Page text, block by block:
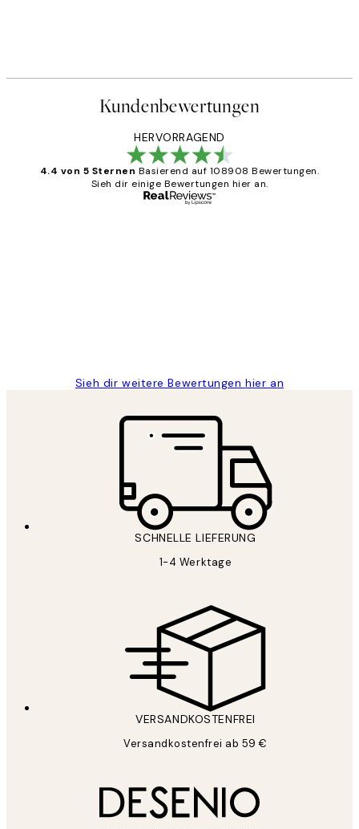
Kundenbewertungen
HERVORRAGEND
4.4 von 5 Sternen Basierend auf 108908 Bewertungen.
Sieh dir einige Bewertungen hier an.
Sieh dir weitere Bewertungen hier an
SCHNELLE LIEFERUNG
1-4 Werktage
VERSANDKOSTENFREI
Versandkostenfrei ab 59 €